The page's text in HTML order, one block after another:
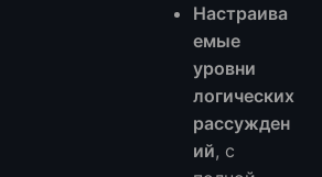
Настраива
емые
уровни
логических
рассужден
ий, с